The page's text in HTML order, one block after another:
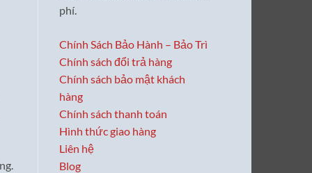
phí.
Chính Sách Bảo Hành – Bảo Trì
Chính sách đổi trả hàng
Chính sách bảo mật khách
hàng
Chính sách thanh toán
Hình thức giao hàng
Liên hệ
Blog